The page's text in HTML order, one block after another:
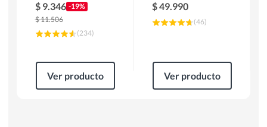
$ 9.346 -19%
$11.506
(234)
Ver producto
$49.990
(46)
Ver producto